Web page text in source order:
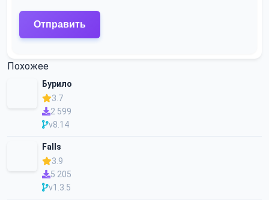
Похожее
Бурило
3.7
2 599
v8.14
Falls
3.9
5 205
v1.3.5